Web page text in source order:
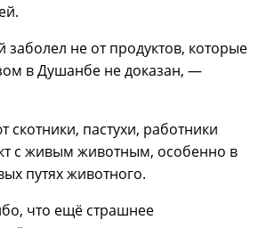
не от продуктов, которые
в Душанбе не доказан, —
пастухи, работники
с живым животным, особенно в
путях животного.
что ещё страшнее